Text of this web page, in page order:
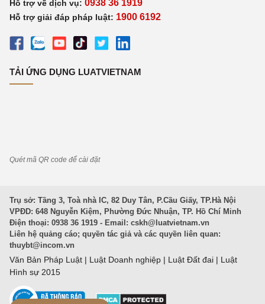
Hỗ trợ về dịch vụ: 0938 36 1919
Hỗ trợ giải đáp pháp luật: 1900 6192
TẢI ỨNG DỤNG LUATVIETNAM
Quét mã QR code để cài đặt
Trụ sở: Tầng 3, Toà nhà IC, 82 Duy Tân, P.Cầu Giấy, TP.Hà Nội
VPĐD: 648 Nguyễn Kiệm, Phường Đức Nhuận, TP. Hồ Chí Minh
Điện thoại: 0938 36 1919 - Email: cskh@luatvietnam.vn
Liên hệ quảng cáo; quyền tác giả và các quyền liên quan:
thuybt@incom.vn
Văn Bản Pháp Luật | Luật Doanh nghiệp | Luật Đất đai | Luật
Hình sự 2015